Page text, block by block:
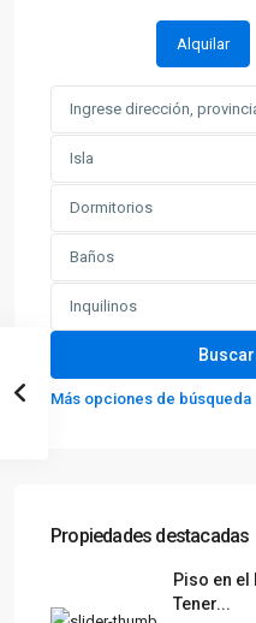
Alquilar
Isla
Dormitorios
Baños
Inquilinos
Más opciones de búsqueda
Propiedades destacadas
Piso en el
Tener...